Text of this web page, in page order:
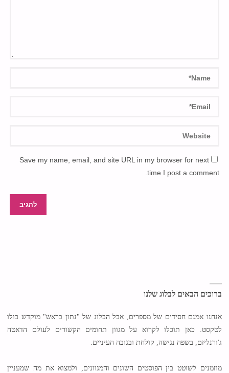
Save my name, email, and site URL in my browser for next
time I post a comment.
ברוכים הבאים לבלוג שלנו
אנחנו אמנם חסידים של מספרים, אבל הבלוג של "נתון בראש" מוקדש כולו
לטקסט. כאן תוכלו לקרוא על מגוון תחומים הקשורים לעולם הדאטה
ג'ורנליזם, בשפה נגישה, קולחת ובגובה העיניים.
מוזמנים לשוטט בין הפוסטים השונים והמגוונים, ולמצוא את מה שמעניין